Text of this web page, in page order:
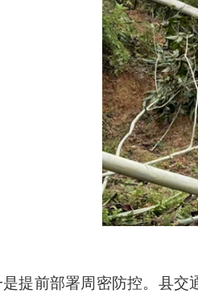
是提前部署周密防控。县交